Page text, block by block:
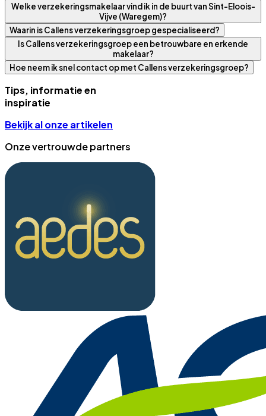
Welke verzekeringsmakelaar vind ik in de buurt van Sint-Eloois-
Vijve (Waregem)?
Waarin is Callens verzekeringsgroep gespecialiseerd?
Is Callens verzekeringsgroep een betrouwbare en erkende
makelaar?
Hoe neem ik snel contact op met Callens verzekeringsgroep?
Tips, informatie en
inspiratie
Bekijk al onze artikelen
Onze vertrouwde partners